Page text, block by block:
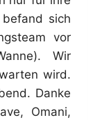
sich
vor
Wir
wird.
Danke
Omani,